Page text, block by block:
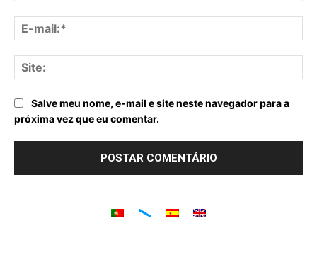
Salve meu nome, e-mail e site neste navegador para a
próxima vez que eu comentar.